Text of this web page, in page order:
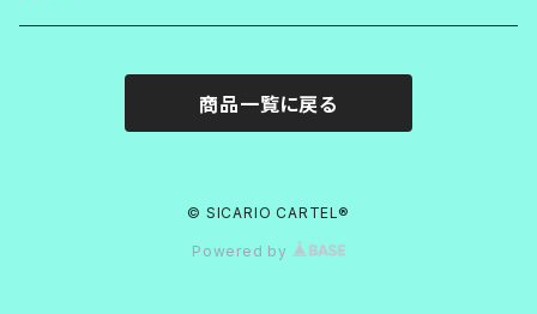
商品一覧に戻る
© SICARIO CARTEL®︎
Powered by